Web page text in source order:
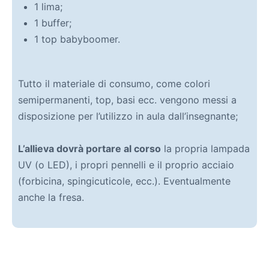
1 lima;
1 buffer;
1 top babyboomer.
Tutto il materiale di consumo, come colori
semipermanenti, top, basi ecc. vengono messi a
disposizione per l’utilizzo in aula dall’insegnante;
L’allieva dovrà portare al corso la propria lampada
UV (o LED), i propri pennelli e il proprio acciaio
(forbicina, spingicuticole, ecc.). Eventualmente
anche la fresa.